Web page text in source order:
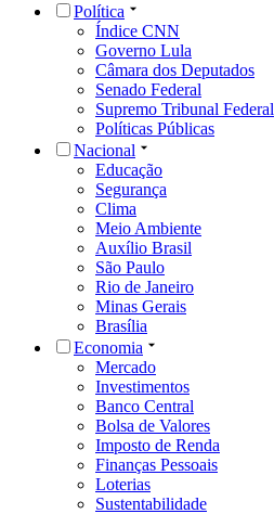
Política
Índice CNN
Governo Lula
Câmara dos Deputados
Senado Federal
Supremo Tribunal Federal
Políticas Públicas
Nacional
Educação
Segurança
Clima
Meio Ambiente
Auxílio Brasil
São Paulo
Rio de Janeiro
Minas Gerais
Brasília
Economia
Mercado
Investimentos
Banco Central
Bolsa de Valores
Imposto de Renda
Finanças Pessoais
Loterias
Sustentabilidade